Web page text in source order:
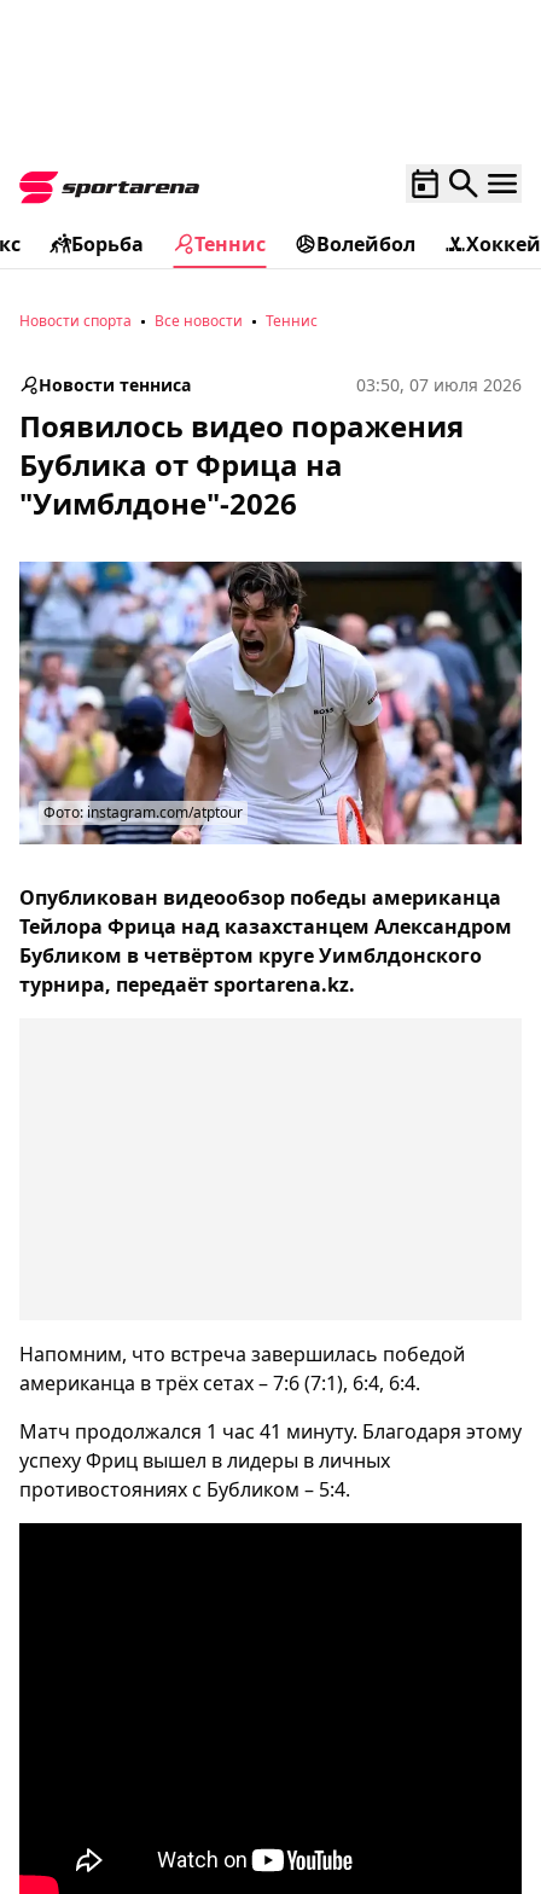
Борьба Теннис Волейбол Хоккей
Новости спорта Все новости Теннис
Новости тенниса 03:50, 07 июля 2026
Появилось видео поражения
Бублика от Фрица на
"Уимблдоне"-2026
Фото: instagram.com/atptour
Опубликован видеообзор победы американца
Тейлора Фрица над казахстанцем Александром
Бубликом в четвёртом круге Уимблдонского
турнира, передаёт sportarena.kz.
Напомним, что встреча завершилась победой
американца в трёх сетах – 7:6 (7:1), 6:4, 6:4.
Матч продолжался 1 час 41 минуту. Благодаря этому
успеху Фриц вышел в лидеры в личных
противостояниях с Бубликом – 5:4.